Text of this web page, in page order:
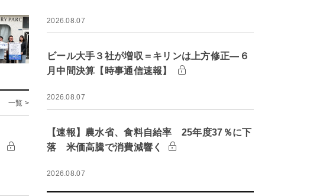
一覧 >
2026.08.07
ビール大手３社が増収＝キリンは上方修正―６
月中間決算【時事通信速報】
2026.08.07
【速報】農水省、食料自給率 25年度37％に下
落 米価高騰で消費減響く
2026.08.07